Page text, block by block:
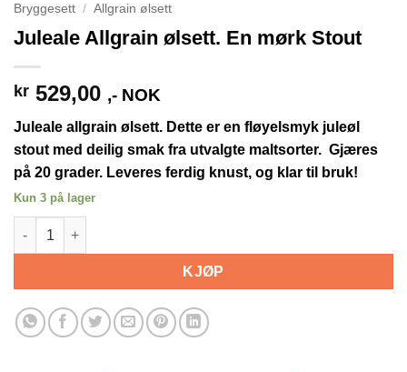
Bryggesett / Allgrain ølsett
Juleale Allgrain ølsett. En mørk Stout
kr 529,00 ,- NOK
Juleale allgrain ølsett. Dette er en fløyelsmyk juleøl
stout med deilig smak fra utvalgte maltsorter. Gjæres
på 20 grader. Leveres ferdig knust, og klar til bruk!
Kun 3 på lager
Juleale Allgrain ølsett. En mørk Stout antall
KJØP